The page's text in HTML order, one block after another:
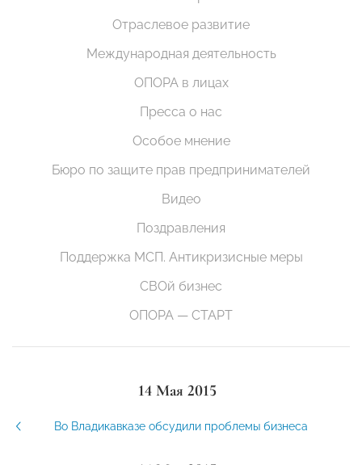
Отраслевое развитие
Международная деятельность
ОПОРА в лицах
Пресса о нас
Особое мнение
Бюро по защите прав предпринимателей
Видео
Поздравления
Поддержка МСП. Антикризисные меры
СВОй бизнес
ОПОРА — СТАРТ
14 Мая 2015
Во Владикавказе обсудили проблемы бизнеса